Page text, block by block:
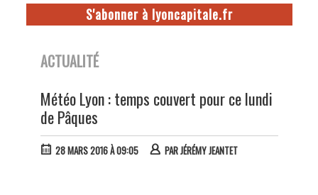
S'abonner à lyoncapitale.fr
ACTUALITÉ
Météo Lyon : temps couvert pour ce lundi
de Pâques
28 MARS 2016 À 09:05 PARJÉRÉMY JEANTET